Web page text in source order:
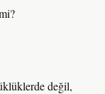
değil,